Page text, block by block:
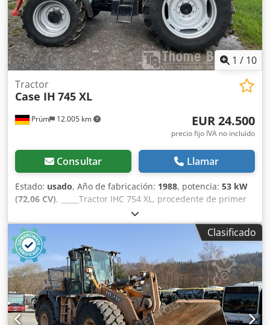
fundido Accionamiento eléctrico Mesa de trabajo Estado:
usada Aplicaciones: producción de libros de tapa dura,
encuadernaciones, imprentas, empresas de artes gráficas,
producción de álbumes, catálogos y encuadernaciones.
1 / 10
Prüm 12.005 km
Tractor
Case IH 745 XL
EUR 24.500
precio fijo IVA no incluído
Consultar Llamar
Estado: usado, Año de fabricación: 1988, potencia: 53 kW
(72,06 CV), _____Tractor IHC 754 XL, procedente de primer
propietario, en óptimas condiciones. Horas de
funcionamiento: aproximadamente 8600. Año de
fabricación: 1988. Elevador delantero. Toma de fuerza
delantera. Transmisión de 30 km/h. Precio: 24.500,00
euros, sin IVA. Ubicación: null. Dkjdozdmutopfx Ah Ior
Clasificado